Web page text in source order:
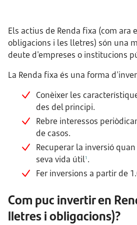
Els actius de Renda fixa (com ara
obligacions i les lletres) són una
deute d'empreses o institucions
La Renda fixa és una forma
Conèixer les
des del principi.
Rebre interessos
de casos.
Recuperar la inversió
seva vida útil1 .
Fer inversions a partir de
Com puc invertir en
lletres i obligacions)?